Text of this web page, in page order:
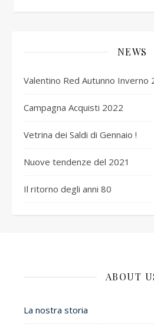
NEWS
Valentino Red Autunno Inverno
Campagna Acquisti 2022
Vetrina dei Saldi di Gennaio !
Nuove tendenze del 2021
Il ritorno degli anni 80
ABOUT
La nostra storia